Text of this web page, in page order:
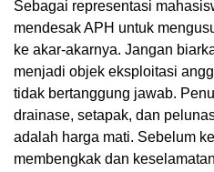
Sebagai representasi
mendesak APH untuk
ke akar-akarnya. Jangan
menjadi objek eksploitasi
tidak bertanggung jawab.
drainase, setapak, dan
adalah harga mati. Sebelum
membengkak dan